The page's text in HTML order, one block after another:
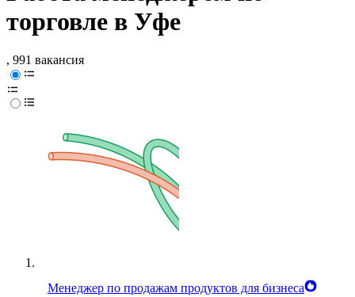
торговле в Уфе
, 991 вакансия
Менеджер по продажам продуктов для бизнеса